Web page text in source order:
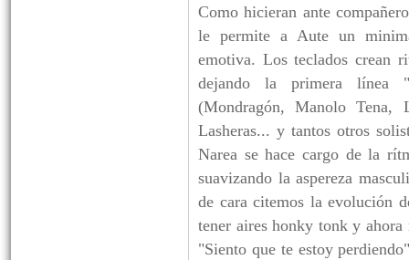
Como hicieran ante
le permite a Aute un
emotiva. Los teclados crean
dejando la primera línea
(Mondragón, Manolo
Lasheras... y tantos otros
Narea se hace cargo de la
suavizando la aspereza
de cara citemos la evolución
tener aires honky tonk y
"Siento que te estoy